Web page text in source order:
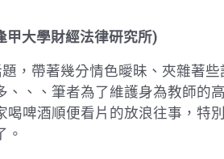
甲大學財經法律研究所)
題，帶著幾分情色曖昧、夾雜著
、、、筆者為了維護身為教師的
喝啤酒順便看片的放浪往事，特
。